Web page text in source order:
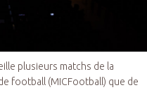
plusieurs matchs de la
football (MICFootball) que de